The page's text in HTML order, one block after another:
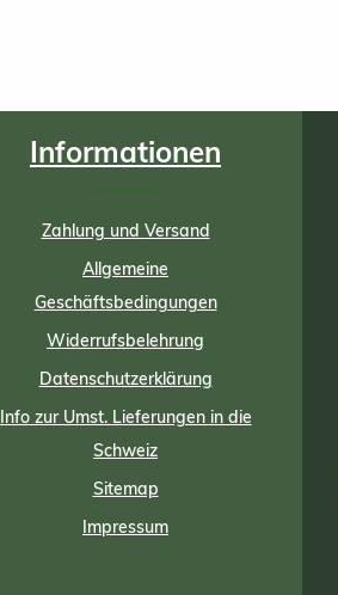
Informationen
Zahlung und Versand
Allgemeine
Geschäftsbedingungen
Widerrufsbelehrung
Datenschutzerklärung
Info zur Umst. Lieferungen in die
Schweiz
Sitemap
Impressum